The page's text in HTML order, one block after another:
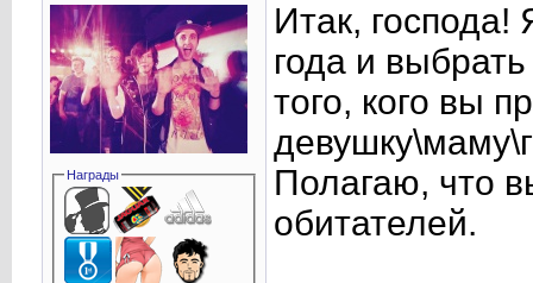
Награды
Итак, господа!
года и
того, кого вы
Полагаю, что
обитателей.